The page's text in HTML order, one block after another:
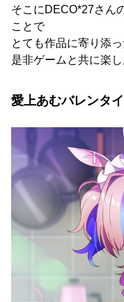
そこにDECO*27さん
ことで
とても作品に寄り添
是非ゲームと共に楽し
愛上あむバレンタ